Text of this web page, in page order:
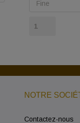
NOTRE
Contactez-nous